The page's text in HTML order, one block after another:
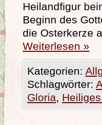
Heilandfigur
Beginn des
die Osterkerze
Weiterlesen »
Kategorien:
Schlagwörter:
Gloria,